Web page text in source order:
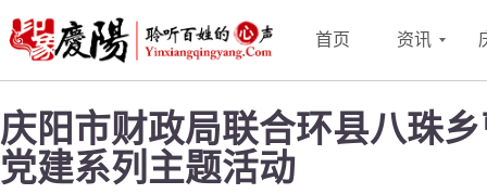
首页 资讯
庆阳市财政局联合环县八珠
党建系列主题活动